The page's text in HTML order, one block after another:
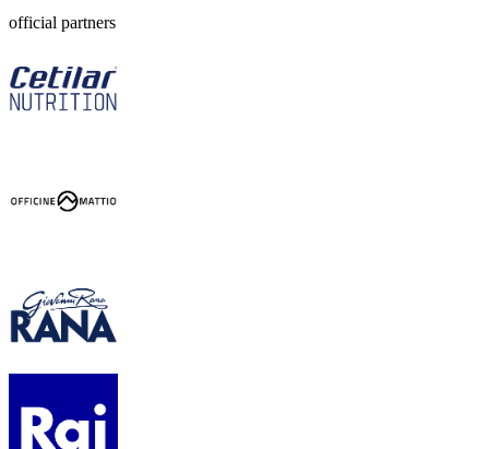
official partners